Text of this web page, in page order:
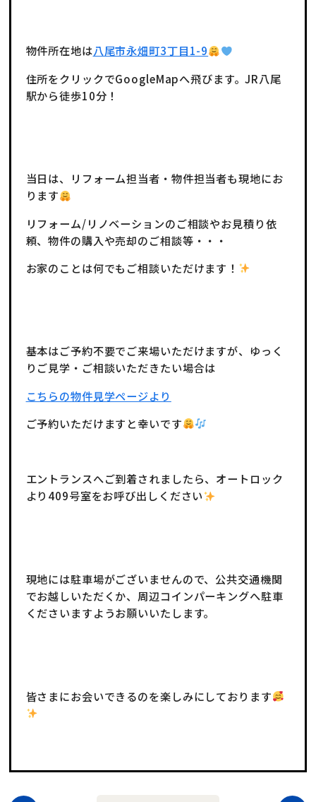
物件所在地は八尾市永畑町3丁目1-9
住所をクリックでGoogleMapへ飛びます。JR八尾
駅から徒歩10分！
当日は、リフォーム担当者・物件担当者も現地にお
ります
リフォーム/リノベーションのご相談やお見積り依
頼、物件の購入や売却のご相談等・・・
お家のことは何でもご相談いただけます！
基本はご予約不要でご来場いただけますが、ゆっく
りご見学・ご相談いただきたい場合は
こちらの物件見学ページより
ご予約いただけますと幸いです
エントランスへご到着されましたら、オートロック
より409号室をお呼び出しください
現地には駐車場がございませんので、公共交通機関
でお越しいただくか、周辺コインパーキングへ駐車
くださいますようお願いいたします。
皆さまにお会いできるのを楽しみにしております